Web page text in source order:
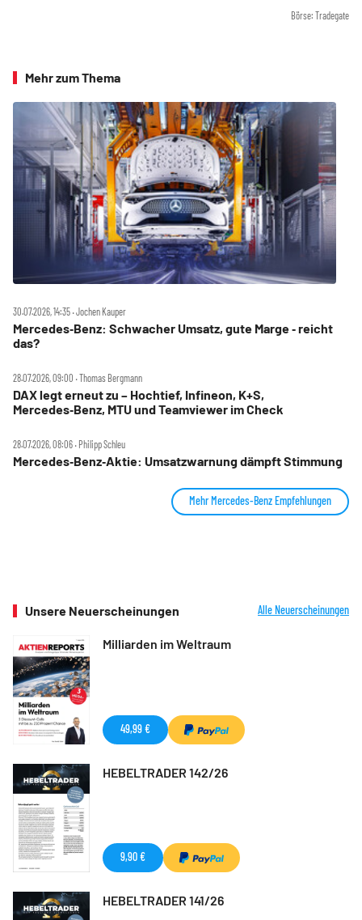
Börse: Tradegate
Mehr zum Thema
30.07.2026, 14:35 ‧ Jochen Kauper
Mercedes‑Benz: Schwacher Umsatz, gute Marge ‑ reicht
das?
28.07.2026, 09:00 ‧ Thomas Bergmann
DAX legt erneut zu – Hochtief, Infineon, K+S,
Mercedes‑Benz, MTU und Teamviewer im Check
28.07.2026, 08:06 ‧ Philipp Schleu
Mercedes‑Benz‑Aktie: Umsatzwarnung dämpft Stimmung
Mehr Mercedes-Benz Empfehlungen
Unsere Neuerscheinungen Alle Neuerscheinungen
Milliarden im Weltraum
49,99 €
HEBELTRADER 142/26
9,90 €
HEBELTRADER 141/26